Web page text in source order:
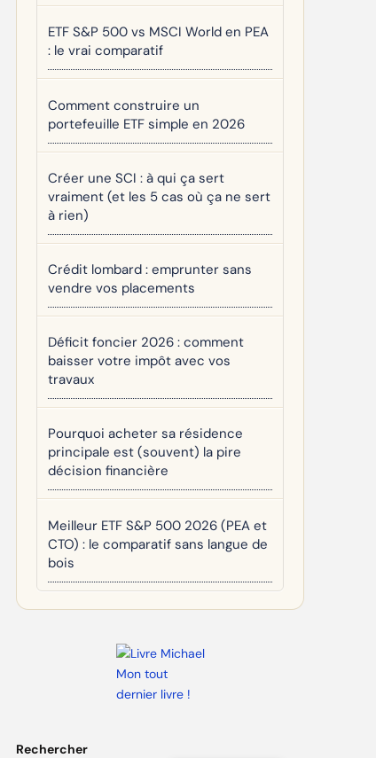
ETF S&P 500 vs MSCI World en PEA
: le vrai comparatif
Comment construire un
portefeuille ETF simple en 2026
Créer une SCI : à qui ça sert
vraiment (et les 5 cas où ça ne sert
à rien)
Crédit lombard : emprunter sans
vendre vos placements
Déficit foncier 2026 : comment
baisser votre impôt avec vos
travaux
Pourquoi acheter sa résidence
principale est (souvent) la pire
décision financière
Meilleur ETF S&P 500 2026 (PEA et
CTO) : le comparatif sans langue de
bois
Mon tout
dernier livre !
Rechercher